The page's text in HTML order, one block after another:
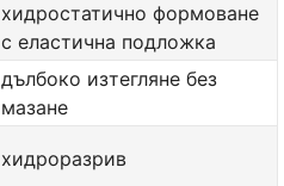
хидростатично формоване
с еластична подложка
дълбоко изтегляне без
мазане
хидроразрив